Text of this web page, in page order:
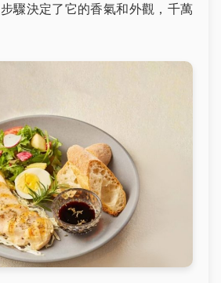
驟決定了它的香氣和外觀，千萬